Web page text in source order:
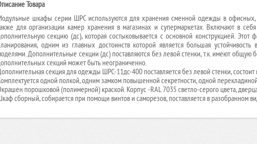
Товара
шкафы серии ШРС используются для хранения сменной одежды в офисных,
для организации камер хранения в магазинах и супермаркетах. Включают в
секцию (дс), которая состыковывается с основной конструкцией. Этот
одним из главных достоинств которой является большая
Дополнительные секции (дс) поставляются без левой стенки, т.к. имеют общую
секций может быть неограниченно.
секция для одежды ШРС-11дс-400 поставляется без левой стенки,
одной полкой, одним замком повышенной секретности, одной
порошковой (полимерной) краской. Корпус -RAL 7035 светло-серого цвета,
сборный, собирается при помощи винтов и саморезов, поставляется в разобранном